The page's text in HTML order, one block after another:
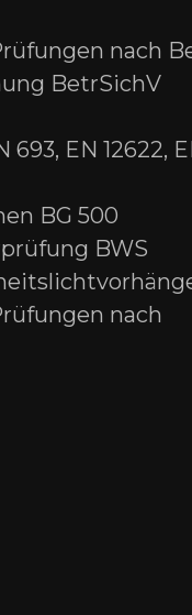
nach
BetrSichV
EN 12622,
BG 500
BWS
nach